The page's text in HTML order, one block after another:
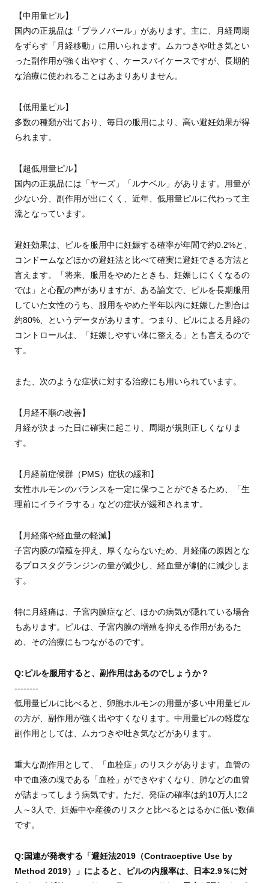
【中用量ピル】
国内の正規品は「プラノバール」があります。主に、月経周期
をずらす「月経移動」に用いられます。ムカつきや吐き気とい
った副作用が強く出やすく、ケースバイケースですが、長期的
な治療に使われることはあまりありません。
【低用量ピル】
多数の種類が出ており、毎日の服用により、高い避妊効果が得
られます。
【超低用量ピル】
国内の正規品には「ヤーズ」「ルナベル」があります。用量が
少ない分、副作用が出にくく、近年、低用量ピルに代わって主
流となっています。
避妊効果は、ピルを服用中に妊娠する確率が年間で約0.2%と、
コンドームなどほかの避妊法と比べて確実に避妊できる方法と
言えます。「将来、服用をやめたときも、妊娠しにくくなるの
では」と心配の声がありますが、ある論文で、ピルを長期服用
していた女性のうち、服用をやめた半年以内に妊娠した割合は
約80%、というデータがあります。つまり、ピルによる月経の
コントロールは、「妊娠しやすい体に整える」とも言えるので
す。
また、次のような症状に対する治療にも用いられています。
【月経不順の改善】
月経が決まった日に確実に起こり、周期が規則正しくなりま
す。
【月経前症候群（PMS）症状の緩和】
女性ホルモンのバランスを一定に保つことができるため、「生
理前にイライラする」などの症状が緩和されます。
【月経痛や経血量の軽減】
子宮内膜の増殖を抑え、厚くならないため、月経痛の原因とな
るプロスタグランジンの量が減少し、経血量が劇的に減少しま
す。
特に月経痛は、子宮内膜症など、ほかの病気が隠れている場合
もあります。ピルは、子宮内膜の増殖を抑える作用があるた
め、その治療にもつながるのです。
Q:ピルを服用すると、副作用はあるのでしょうか？
--------
低用量ピルに比べると、卵胞ホルモンの用量が多い中用量ピル
の方が、副作用が強く出やすくなります。中用量ピルの軽度な
副作用としては、ムカつきや吐き気などがあります。
重大な副作用として、「血栓症」のリスクがあります。血管の
中で血液の塊である「血栓」ができやすくなり、肺などの血管
が詰まってしまう病気です。ただ、発症の確率は約10万人に2
人～3人で、妊娠中や産後のリスクと比べるとはるかに低い数値
です。
Q:国連が発表する「避妊法2019（Contraceptive Use by
Method 2019）」によると、ピルの内服率は、日本2.9％に対